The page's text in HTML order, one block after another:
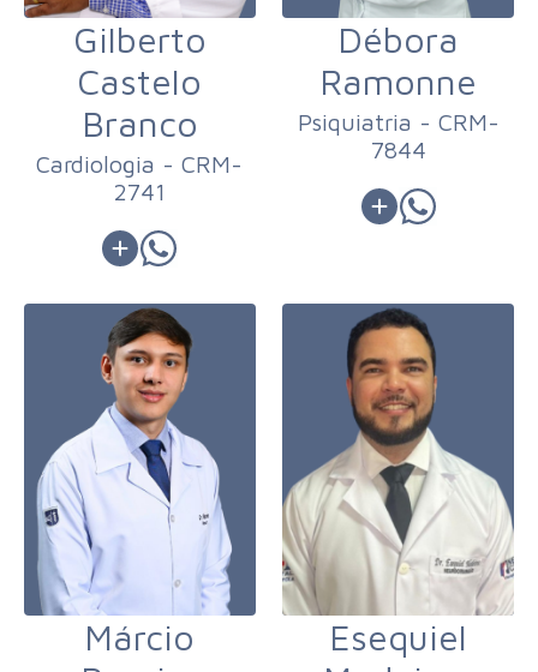
Gilberto
Castelo
Branco
Cardiologia - CRM-
2741
Débora
Ramonne
Psiquiatria - CRM-
7844
Márcio
Esequiel